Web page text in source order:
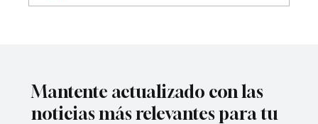
Mantente actualizado con las
noticias más relevantes para tu